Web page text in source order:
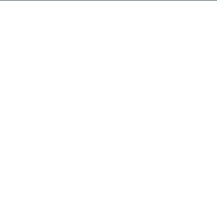
теркәлгән. Гамәлдәге таныклык номеры – № ФС 77 – 67031. РФ